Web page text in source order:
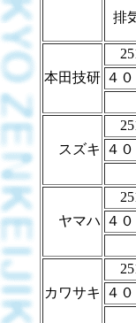
排
本田技研 ４
スズキ
４
ヤマハ ４
カワサキ
４